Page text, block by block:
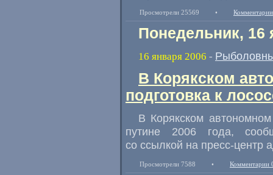
Просмотрели 25569 •
Понедельник, 16
16 января 2006 -
В Корякском
подготовка к
В Корякском
путине 2006 года,
со ссылкой на пресс-центр
Просмотрели 7588 • Комментарии